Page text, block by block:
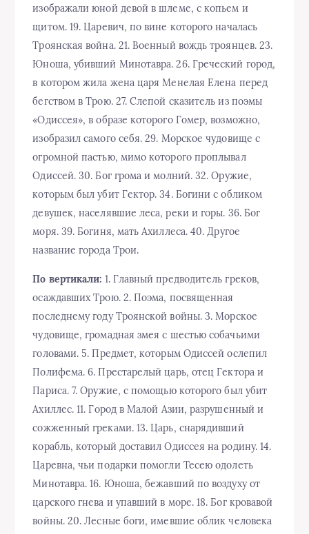
изображали юной девой в шлеме, с копьем и
щитом. 19. Царевич, по вине которого началась
Троянская война. 21. Военный вождь троянцев. 23.
Юноша, убивший Минотавра. 26. Греческий город,
в котором жила жена царя Менелая Елена перед
бегством в Трою. 27. Слепой сказитель из поэмы
«Одиссея», в образе которого Гомер, возможно,
изобразил самого себя. 29. Морское чудовище с
огромной пастью, мимо которого проплывал
Одиссей. 30. Бог грома и молний. 32. Оружие,
которым был убит Гектор. 34. Богини с обликом
девушек, населявшие леса, реки и горы. 36. Бог
моря. 39. Богиня, мать Ахиллеса. 40. Другое
название города Трои.
По вертикали: 1. Главный предводитель греков,
осаждавших Трою. 2. Поэма, посвященная
последнему году Троянской войны. 3. Морское
чудовище, громадная змея с шестью собачьими
головами. 5. Предмет, которым Одиссей ослепил
Полифема. 6. Престарелый царь, отец Гектора и
Париса. 7. Оружие, с помощью которого был убит
Ахиллес. 11. Город в Малой Азии, разрушенный и
сожженный греками. 13. Царь, снарядивший
корабль, который доставил Одиссея на родину. 14.
Царевна, чьи подарки помогли Тесею одолеть
Минотавра. 16. Юноша, бежавший по воздуху от
царского гнева и упавший в море. 18. Бог кровавой
войны. 20. Лесные боги, имевшие облик человека